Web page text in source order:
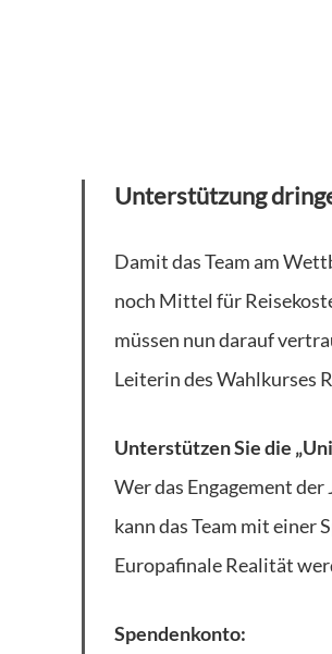
Unterstützung
Damit das Team am
noch Mittel für
müssen nun darauf
Leiterin des Wahlkurses
Unterstützen Sie die
Wer das Engagement
kann das Team mit einer
Europafinale Realität
Spendenkonto: